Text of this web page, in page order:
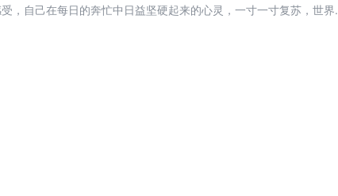
，自己在每日的奔忙中日益坚硬起来的心灵，一寸一寸复苏，世界